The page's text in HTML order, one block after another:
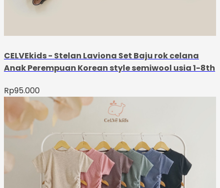
CELVEkids - Stelan Laviona Set Baju rok celana
Anak Perempuan Korean style semiwool usia 1-8th
Rp95.000